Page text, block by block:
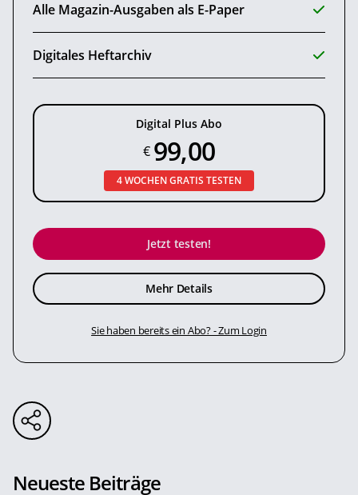
Alle Magazin-Ausgaben als E-Paper
Digitales Heftarchiv
Digital Plus Abo
€ 99,00
4 WOCHEN GRATIS TESTEN
Jetzt testen!
Mehr Details
Sie haben bereits ein Abo? - Zum Login
Neueste Beiträge